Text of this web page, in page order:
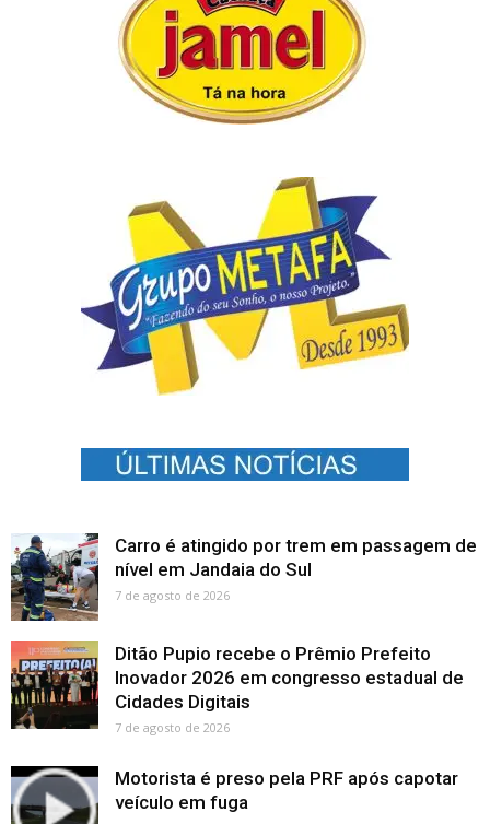
Carro é atingido por trem em passagem de
nível em Jandaia do Sul
7 de agosto de 2026
Ditão Pupio recebe o Prêmio Prefeito
Inovador 2026 em congresso estadual de
Cidades Digitais
7 de agosto de 2026
Motorista é preso pela PRF após capotar
veículo em fuga